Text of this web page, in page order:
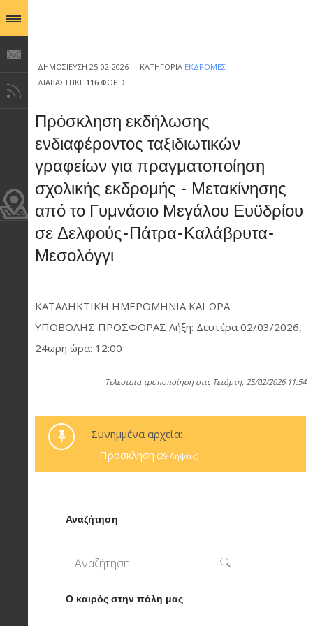
ΔΗΜΟΣΊΕΥΣΗ 25-02-2026 ΚΑΤΗΓΟΡΊΑ ΕΚΔΡΟΜΈΣ
ΔΙΑΒΆΣΤΗΚΕ 116 ΦΟΡΈΣ
Πρόσκληση εκδήλωσης
ενδιαφέροντος ταξιδιωτικών
γραφείων για πραγματοποίηση
σχολικής εκδρομής - Μετακίνησης
από το Γυμνάσιο Μεγάλου Ευϋδρίου
σε Δελφούς-Πάτρα-Καλάβρυτα-
Μεσολόγγι
ΚΑΤΑΛΗΚΤΙΚΗ ΗΜΕΡΟΜΗΝΙΑ ΚΑΙ ΩΡΑ
ΥΠΟΒΟΛΗΣ ΠΡΟΣΦΟΡΑΣ Λήξη: Δευτέρα 02/03/2026,
24ωρη ώρα: 12:00
Τελευταία τροποποίηση στις Τετάρτη, 25/02/2026 11:54
Συνημμένα αρχεία:
Πρόσκληση (29 Λήψεις)
Αναζήτηση
Ο καιρός στην πόλη μας